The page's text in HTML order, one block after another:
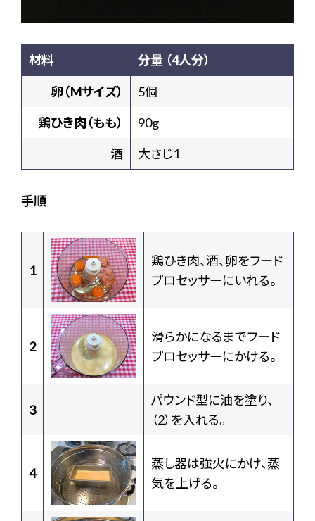
材料 分量 （4人分）
卵（Mサイズ）
5個
鶏ひき肉（もも）
90g
酒
大さじ1
手順
1
鶏ひき肉、酒、卵をフード
プロセッサーにいれる。
2
滑らかになるまでフード
プロセッサーにかける。
3
パウンド型に油を塗り、
（2）を入れる。
4
蒸し器は強火にかけ、蒸
気を上げる。